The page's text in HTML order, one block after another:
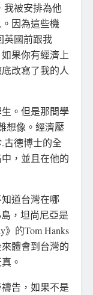
我被安排為他
因為這些機
英國前跟我
果你有經濟上
改寫了我的人
。但是那間學
想像。經濟壓
古德博士的全
，並且在他的
道台灣在哪
，坦尚尼亞是
》的Tom Hanks
體會到台灣的
。
告，如果不是